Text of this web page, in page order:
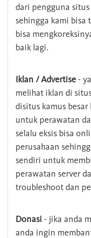
dari pengguna
sehingga kami bisa
bisa
baik lagi.
Iklan / Advertise -
melihat iklan di
disitus kamus
untuk perawatan
selalu eksis bisa
perusahaan
sendiri untuk
perawatan server
troubleshoot dan
Donasi - jika anda
anda ingin